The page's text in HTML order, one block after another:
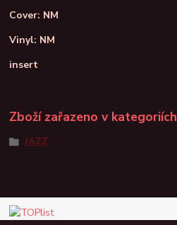
Cover: NM
Vinyl: NM
insert
Zboží zařazeno v kategoriích
JAZZ